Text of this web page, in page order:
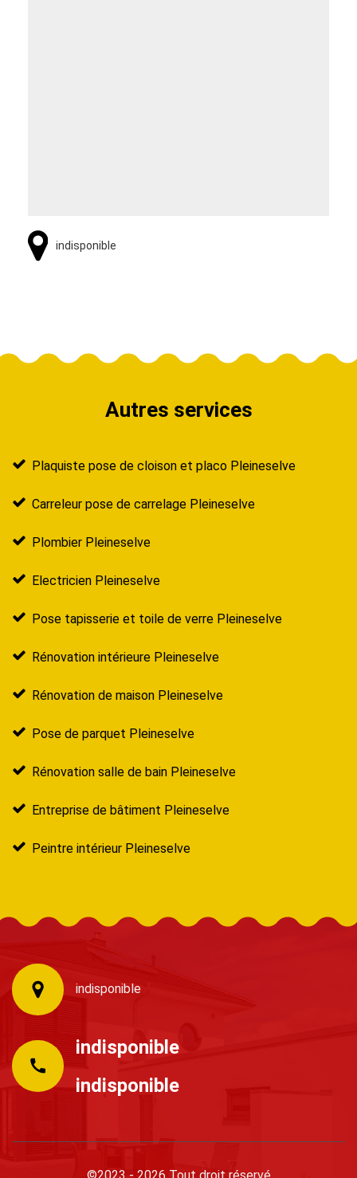
indisponible
Autres services
Plaquiste pose de cloison et placo Pleineselve
Carreleur pose de carrelage Pleineselve
Plombier Pleineselve
Electricien Pleineselve
Pose tapisserie et toile de verre Pleineselve
Rénovation intérieure Pleineselve
Rénovation de maison Pleineselve
Pose de parquet Pleineselve
Rénovation salle de bain Pleineselve
Entreprise de bâtiment Pleineselve
Peintre intérieur Pleineselve
indisponible
indisponible
indisponible
©2023 - 2026 Tout droit réservé